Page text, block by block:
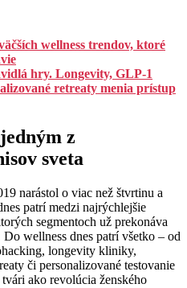
wellness trendov, ktoré
hry. Longevity, GLP-1
retreaty menia prístup
z
sveta
narástol o viac než štvrtinu a
patrí medzi najrýchlejšie
segmentoch už prekonáva
wellness dnes patrí všetko – od
longevity kliniky,
či personalizované testovanie
ako revolúcia ženského